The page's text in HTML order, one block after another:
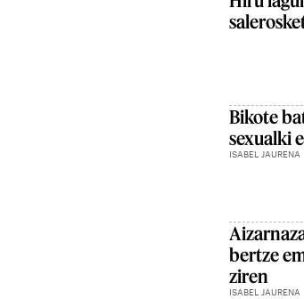
Bikote
sexualki
ISABEL JAURENA
bertze
ziren
ISABEL JAURENA